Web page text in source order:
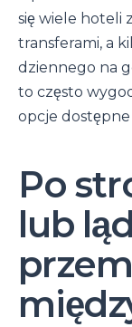
się wiele hoteli
transferami, a
dziennego na
to często
opcje
Po
lub